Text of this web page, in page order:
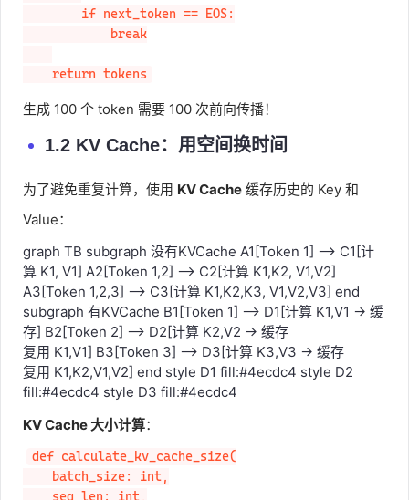
    return tokens
生成 100 个 token 需要 100 次前向传播！
1.2 KV Cache：用空间换时间
为了避免重复计算，使用 KV Cache 缓存历史的 Key 和
Value：
graph TB subgraph 没有KVCache A1[Token 1] --> C1[计
算 K1, V1] A2[Token 1,2] --> C2[计算 K1,K2, V1,V2]
A3[Token 1,2,3] --> C3[计算 K1,K2,K3, V1,V2,V3] end
subgraph 有KVCache B1[Token 1] --> D1[计算 K1,V1 → 缓
存] B2[Token 2] --> D2[计算 K2,V2 → 缓存
复用 K1,V1] B3[Token 3] --> D3[计算 K3,V3 → 缓存
复用 K1,K2,V1,V2] end style D1 fill:#4ecdc4 style D2
fill:#4ecdc4 style D3 fill:#4ecdc4
KV Cache 大小计算：
def calculate_kv_cache_size(